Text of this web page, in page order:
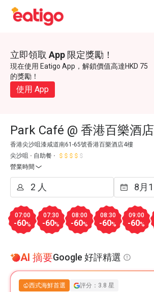
立即領取 App 限定獎勵！
現在使用 Eatigo App，解鎖價值高達HKD 75
的獎勵！
使用 App
Park Café @ 香港百樂酒店
香港尖沙咀漆咸道南61-65號香港百樂酒店4樓
尖沙咀
自助餐
營業時間
07:00
-60%
07:30
-60%
08:00
-60%
08:30
-60%
09:00
-60%
AI 摘要Google 好評精選
西式海鮮首選 評分：3.8 星